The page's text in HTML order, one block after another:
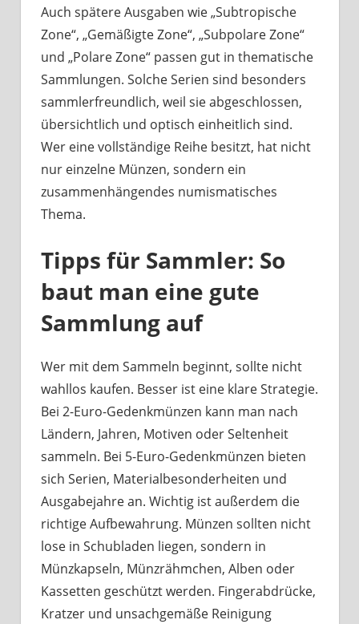
Auch spätere Ausgaben wie „Subtropische
Zone“, „Gemäßigte Zone“, „Subpolare Zone“
und „Polare Zone“ passen gut in thematische
Sammlungen. Solche Serien sind besonders
sammlerfreundlich, weil sie abgeschlossen,
übersichtlich und optisch einheitlich sind.
Wer eine vollständige Reihe besitzt, hat nicht
nur einzelne Münzen, sondern ein
zusammenhängendes numismatisches
Thema.
Tipps für Sammler: So
baut man eine gute
Sammlung auf
Wer mit dem Sammeln beginnt, sollte nicht
wahllos kaufen. Besser ist eine klare Strategie.
Bei 2-Euro-Gedenkmünzen kann man nach
Ländern, Jahren, Motiven oder Seltenheit
sammeln. Bei 5-Euro-Gedenkmünzen bieten
sich Serien, Materialbesonderheiten und
Ausgabejahre an. Wichtig ist außerdem die
richtige Aufbewahrung. Münzen sollten nicht
lose in Schubladen liegen, sondern in
Münzkapseln, Münzrähmchen, Alben oder
Kassetten geschützt werden. Fingerabdrücke,
Kratzer und unsachgemäße Reinigung